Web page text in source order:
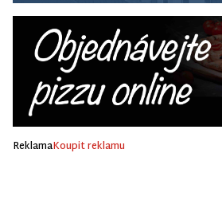
ReklamaKoupit reklamu